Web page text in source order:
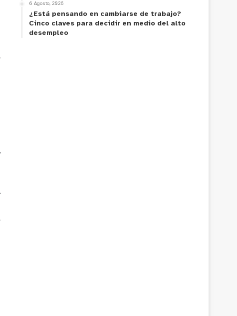
6 Agosto, 2026
¿Está pensando en cambiarse de trabajo?
Cinco claves para decidir en medio del alto
desempleo